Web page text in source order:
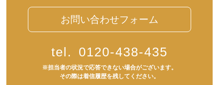
お問い合わせフォーム
tel. 0120-438-435
※担当者の状況で応答できない場合がございます。
その際は着信履歴を残してください。